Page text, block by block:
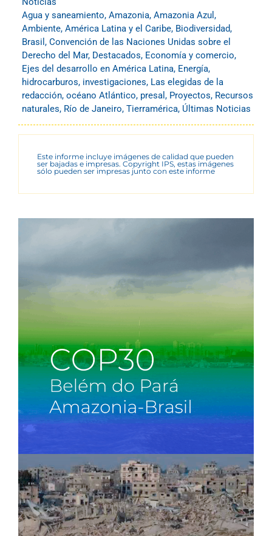
Agua y saneamiento, Amazonia, Amazonia Azul ,
Ambiente, América Latina y el Caribe, Biodiversidad,
Brasil , Convención de las Naciones Unidas sobre el
Derecho del Mar, Destacados, Economía y comercio,
Ejes del desarrollo en América Latina, Energía,
hidrocarburos, investigaciones, Las elegidas de la
redacción, océano Atlántico, presal , Proyectos, Recursos
naturales, Río de Janeiro, Tierramérica, Últimas Noticias
Este informe incluye imágenes de calidad que pueden
ser bajadas e impresas. Copyright IPS, estas imágenes
sólo pueden ser impresas junto con este informe